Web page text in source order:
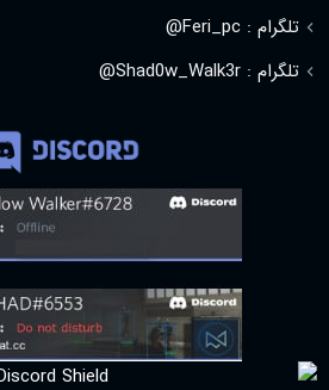
تلگرام : Feri_pc@
تلگرام : Shad0w_Walk3r@